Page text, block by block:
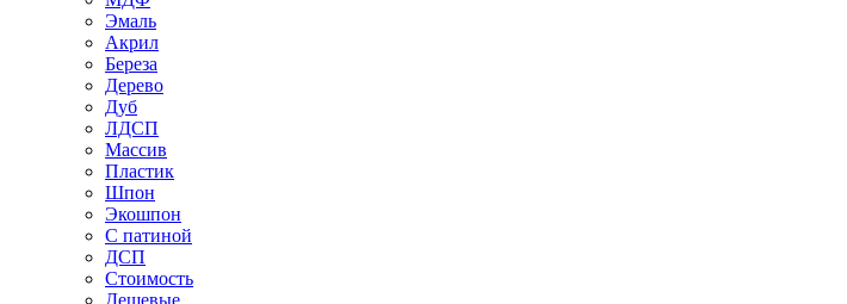
Эмаль
Акрил
Береза
Дерево
Дуб
ЛДСП
Массив
Пластик
Шпон
Экошпон
С патиной
ДСП
Стоимость
Дешевые